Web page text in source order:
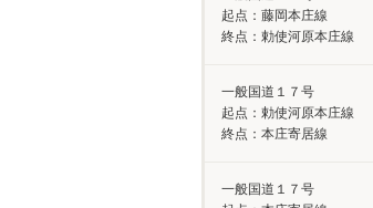
起点：藤岡本庄線
終点：勅使河原本庄線
一般国道１７号
起点：勅使河原本庄線
終点：本庄寄居線
一般国道１７号